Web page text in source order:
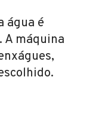
água é
A máquina